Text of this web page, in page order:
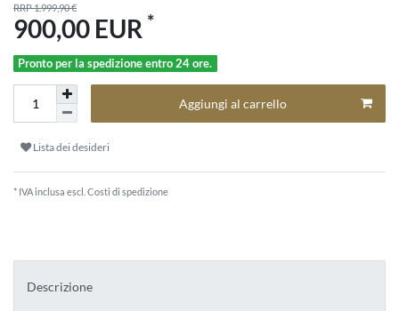
RRP 1.999,90 €
900,00 EUR *
Pronto per la spedizione entro 24 ore.
Aggiungi al carrello
Lista dei desideri
* IVA inclusa escl. Costi di spedizione
Descrizione